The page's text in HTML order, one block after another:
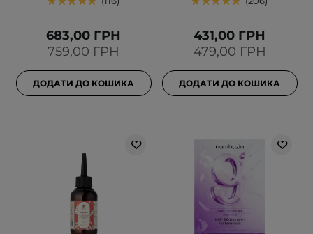
759,00 ГРН
683,00 ГРН
ДОДАТИ ДО КОШИКА
479,00 ГРН
431,00 ГРН
ДОДАТИ ДО КОШИКА